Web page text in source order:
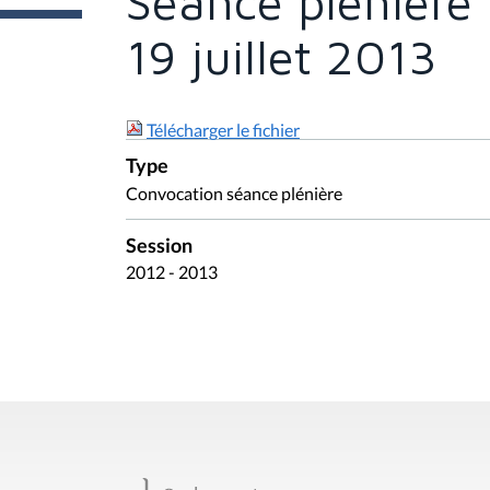
s
c19 juillet 2013
Télécharger le fichier
Type
Convocation séance plénière
Session
2012 - 2013